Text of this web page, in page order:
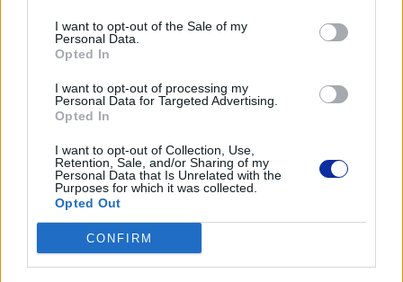
I want to opt-out of the Sale of my
Personal Data.
Opted In
I want to opt-out of processing my
Personal Data for Targeted Advertising.
Opted In
I want to opt-out of Collection, Use,
Retention, Sale, and/or Sharing of my
Personal Data that Is Unrelated with the
Purposes for which it was collected.
Opted Out
CONFIRM
Jedna promocja – wiele zastosowań
Niezależnie od tego, czy: